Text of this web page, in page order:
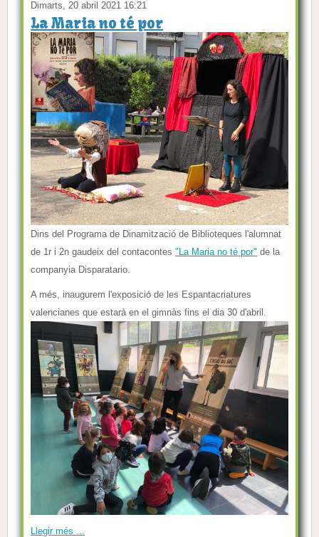
Dimarts, 20 abril 2021 16:21
La Maria no té por
Dins del Programa de Dinamització de Biblioteques l'alumnat
de 1r i 2n gaudeix del contacontes"La Maria no té por" de la
companyia Disparatario.
A més, inaugurem l'exposició de les Espantacriatures
valencianes que estarà en el gimnàs fins el dia 30 d'abril.
Llegir més ...